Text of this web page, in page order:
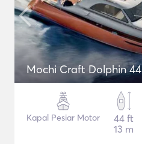
Mochi Craft Dolphin 44
Kapal Pesiar Motor
44 ft
13 m